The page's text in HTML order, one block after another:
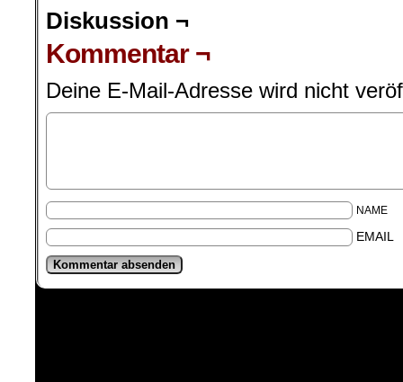
Diskussion ¬
Kommentar ¬
Deine E-Mail-Adresse wird nicht
NAME
EMAIL